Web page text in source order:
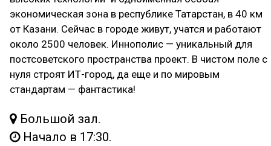
экономическая зона в республике Татарстан, в 40 км
от Казани. Сейчас в городе живут, учатся и работают
около 2500 человек. Иннополис — уникальный для
постсоветского пространства проект. В чистом поле с
нуля строят ИТ-город, да еще и по мировым
стандартам — фантастика!
Большой зал.
Начало в 17:30.